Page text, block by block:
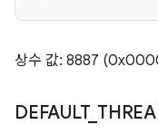
상수 값: 8887
DEFAULT_